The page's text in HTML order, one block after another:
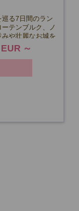
る7日間のラン
テンブルク、ノ
や壮麗なお城を